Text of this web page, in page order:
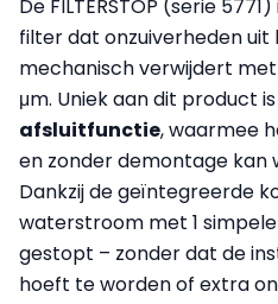
De FILTERSTOP (serie
filter dat onzuiverheden
mechanisch verwijdert met
μm. Uniek aan dit product
afsluitfunctie, waarmee
en zonder demontage kan
Dankzij de geïntegreerde
waterstroom met 1
gestopt – zonder dat de
hoeft te worden of extra